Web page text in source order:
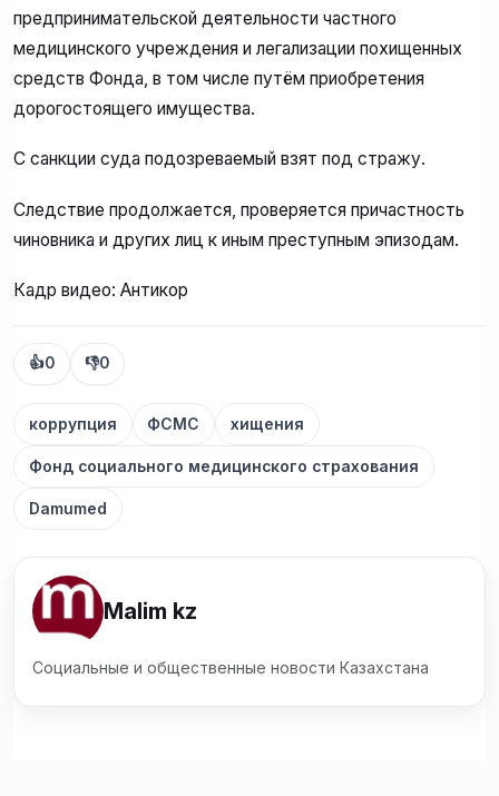
предпринимательской деятельности частного
медицинского учреждения и легализации похищенных
средств Фонда, в том числе путём приобретения
дорогостоящего имущества.
С санкции суда подозреваемый взят под стражу.
Следствие продолжается, проверяется причастность
чиновника и других лиц к иным преступным эпизодам.
Кадр видео: Антикор
👍0 👎0
коррупция ФСМС хищения
Фонд социального медицинского страхования
Damumed
Malim kz
Социальные и общественные новости Казахстана